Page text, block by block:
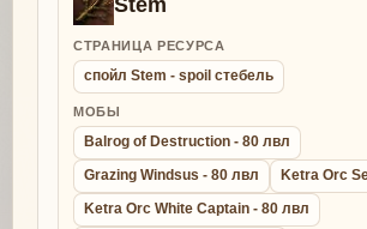
СТРАНИЦА РЕСУРСА
спойл Stem - spoil стебель
МОБЫ
Balrog of Destruction - 80 лвл
Grazing Windsus - 80 лвл
Ketra Orc
Ketra Orc White Captain - 80 лвл